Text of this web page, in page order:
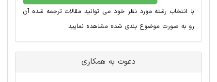
با انتخاب رشته مورد نظر خود می توانید مقالات ترجمه شده آن
رو به صورت موضوع بندی شده مشاهده نمایید
دعوت به همکاری